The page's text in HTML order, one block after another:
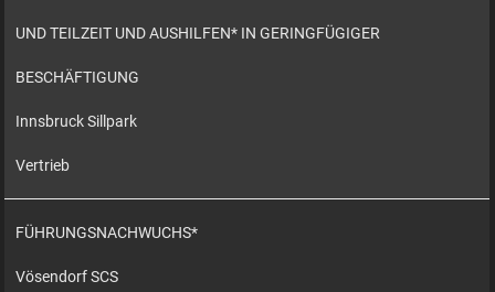
UND TEILZEIT UND AUSHILFEN* IN GERINGFÜGIGER
BESCHÄFTIGUNG
Innsbruck Sillpark
Vertrieb
FÜHRUNGSNACHWUCHS*
Vösendorf SCS